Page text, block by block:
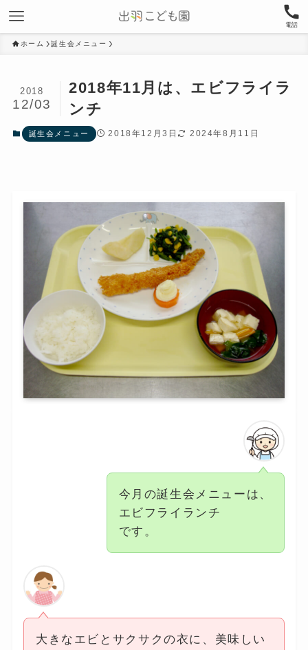
電話
ホーム 誕生会メニュー
2018年11月は、エビフライラ
ンチ
2018
12/03
誕生会メニュー 2018年12月3日 2024年8月11日
今月の誕生会メニューは、
エビフライランチ
です。
大きなエビとサクサクの衣に、美味しい